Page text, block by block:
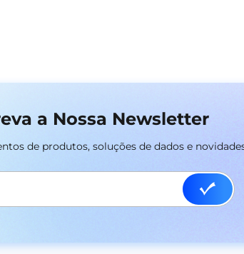
a Nossa Newsletter
de produtos, soluções de dados e